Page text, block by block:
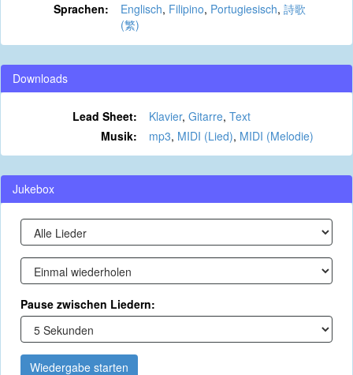
Sprachen: Englisch, Filipino, Portugiesisch, 詩歌
(繁)
Downloads
Lead Sheet: Klavier, Gitarre, Text
Musik:
mp3, MIDI (Lied), MIDI (Melodie)
Jukebox
Pause zwischen Liedern:
Wiedergabe starten